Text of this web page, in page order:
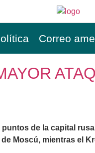
Correo
de la capital
Moscú, mientras el